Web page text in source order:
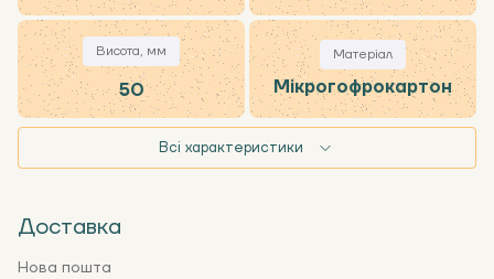
Висота, мм
50
Матеріал
Мікрогофрокартон
Всі характеристики
Доставка
Нова пошта